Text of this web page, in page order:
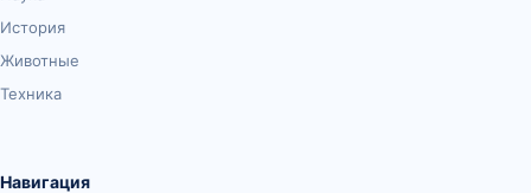
История
Животные
Техника
Навигация